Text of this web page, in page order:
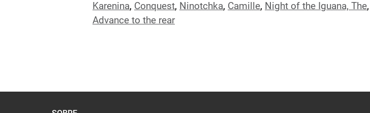
Karenina, Conquest, Ninotchka, Camille, Night of the Iguana, The,
Advance to the rear